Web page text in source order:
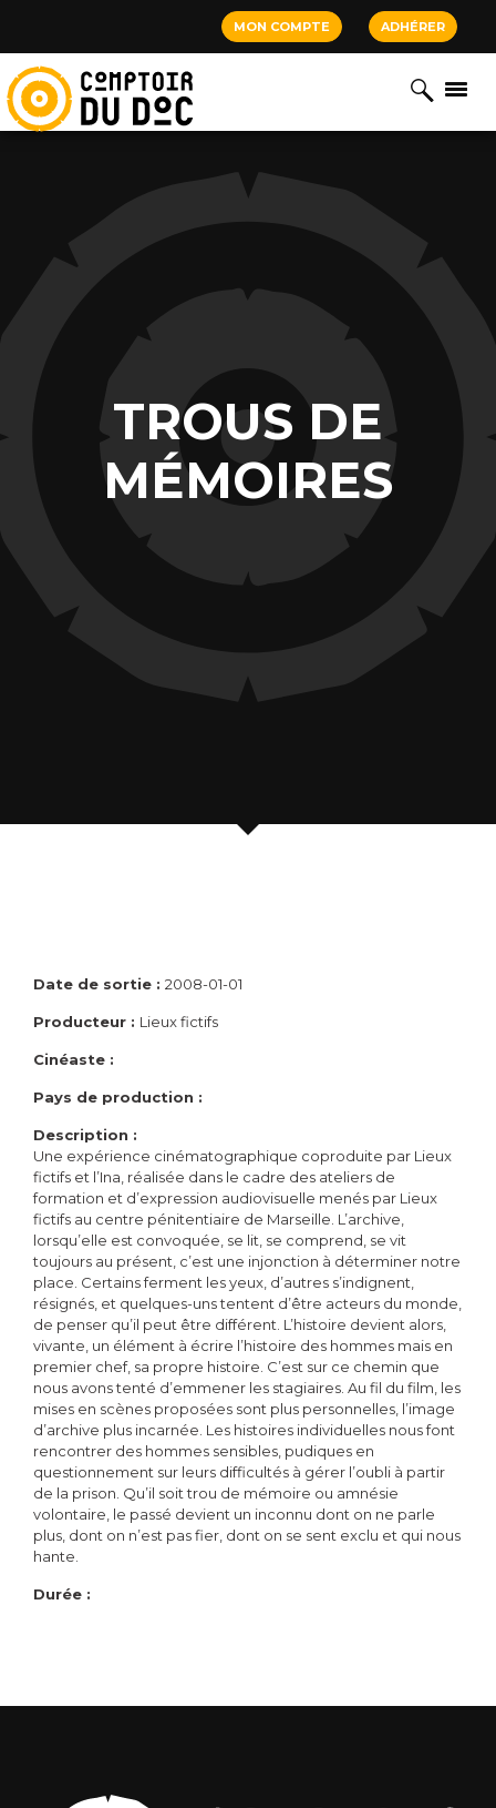
MON COMPTE ADHÉRER
TROUS DE
MÉMOIRES
Date de sortie : 2008-01-01
Producteur : Lieux fictifs
Cinéaste :
Pays de production :
Description :
Une expérience cinématographique coproduite par Lieux
fictifs et l’Ina, réalisée dans le cadre des ateliers de
formation et d’expression audiovisuelle menés par Lieux
fictifs au centre pénitentiaire de Marseille. L’archive,
lorsqu’elle est convoquée, se lit, se comprend, se vit
toujours au présent, c’est une injonction à déterminer notre
place. Certains ferment les yeux, d’autres s’indignent,
résignés, et quelques-uns tentent d’être acteurs du monde,
de penser qu’il peut être différent. L’histoire devient alors,
vivante, un élément à écrire l’histoire des hommes mais en
premier chef, sa propre histoire. C’est sur ce chemin que
nous avons tenté d’emmener les stagiaires. Au fil du film, les
mises en scènes proposées sont plus personnelles, l’image
d’archive plus incarnée. Les histoires individuelles nous font
rencontrer des hommes sensibles, pudiques en
questionnement sur leurs difficultés à gérer l’oubli à partir
de la prison. Qu’il soit trou de mémoire ou amnésie
volontaire, le passé devient un inconnu dont on ne parle
plus, dont on n’est pas fier, dont on se sent exclu et qui nous
hante.
Durée :
Cookies management panel